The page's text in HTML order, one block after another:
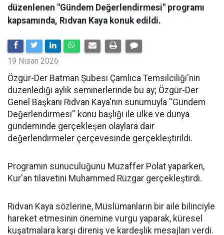
düzenlenen "Gündem Değerlendirmesi" programı
kapsamında, Rıdvan Kaya konuk edildi.
19 Nisan 2026
​Özgür-Der Batman Şubesi Çamlıca Temsilciliği'nin
düzenlediği aylık seminerlerinde bu ay; Özgür-Der
Genel Başkanı Rıdvan Kaya'nın sunumuyla ''Gündem
Değerlendirmesi'' konu başlığı ile ülke ve dünya
gündeminde gerçekleşen olaylara dair
değerlendirmeler çerçevesinde gerçekleştirildi.
Programın sunuculuğunu Muzaffer Polat yaparken,
Kur'an tilavetini Muhammed Rüzgar gerçekleştirdi.
Rıdvan Kaya sözlerine, Müslümanların bir aile bilinciyle
hareket etmesinin önemine vurgu yaparak, küresel
kuşatmalara karşı direniş ve kardeşlik mesajları verdi.